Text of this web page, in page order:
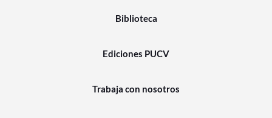
Biblioteca
Ediciones PUCV
Trabaja con nosotros